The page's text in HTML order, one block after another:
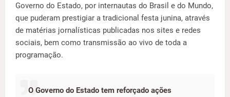
Governo do Estado, por internautas do Brasil e do Mundo,
que puderam prestigiar a tradicional festa junina, através
de matérias jornalísticas publicadas nos sites e redes
sociais, bem como transmissão ao vivo de toda a
programação.
O Governo do Estado tem reforçado ações